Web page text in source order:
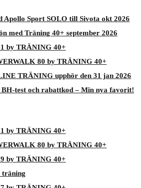
Apollo Sport SOLO till Sivota okt 2026
med Träning 40+ september 2026
by TRÄNING 40+
80 by TRÄNING 40+
TRÄNING upphör den 31 jan 2026
test och rabattkod – Min nya favorit!
by TRÄNING 40+
80 by TRÄNING 40+
by TRÄNING 40+
träning